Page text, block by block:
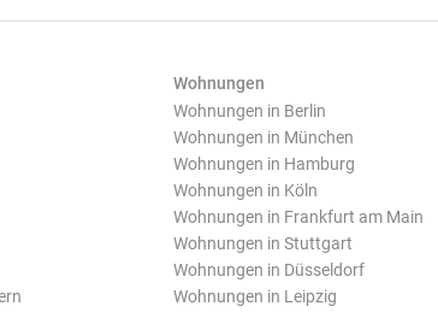
Wohnungen
Wohnungen in Berlin
Wohnungen in München
Wohnungen in Hamburg
Wohnungen in Köln
Wohnungen in Frankfurt am Main
Wohnungen in Stuttgart
Wohnungen in Düsseldorf
Wohnungen in Leipzig